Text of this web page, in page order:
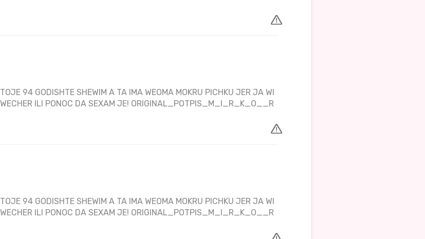
94 GODISHTE SHEWIM A TA IMA WEOMA MOKRU PICHKU JER JA WI
ILI PONOC DA SEXAM JE! ORIGINAL_POTPIS_M_I_R_K_O__R
94 GODISHTE SHEWIM A TA IMA WEOMA MOKRU PICHKU JER JA WI
ILI PONOC DA SEXAM JE! ORIGINAL_POTPIS_M_I_R_K_O__R